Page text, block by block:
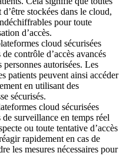
stockées dans le cloud,
pour toute
d’accès.
cloud sécurisées
contrôle d’accès avancés
autorisées. Les
patients peuvent ainsi accéder
en utilisant des
sécurisés.
cloud sécurisées
de surveillance en temps réel
ou toute tentative d’accès
rapidement en cas de
les mesures nécessaires pour